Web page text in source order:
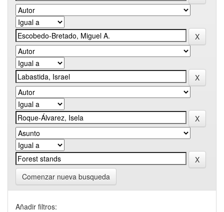
Comenzar nueva busqueda
Añadir filtros: